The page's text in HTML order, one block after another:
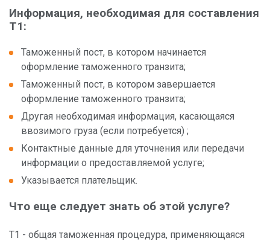
Новым клиентам
По услуге
Пункты обслуживания
По стране
Информация, необходимая для составления
T1:
Таможенный пост, в котором начинается
оформление таможенного транзита;
Таможенный пост, в котором завершается
оформление таможенного транзита;
Другая необходимая информация, касающаяся
ввозимого груза (если потребуется) ;
Контактные данные для уточнения или передачи
информации о предоставляемой услуге;
Указывается плательщик.
Что еще следует знать об этой услуге?
T1 - общая таможенная процедура, применяющаяся